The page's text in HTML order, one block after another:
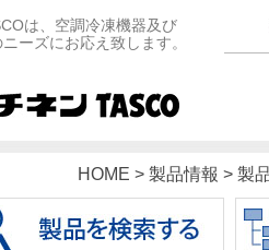
は、空調冷凍機器及び
ーズにお応え致します。
HOME > 製品情報 > 製